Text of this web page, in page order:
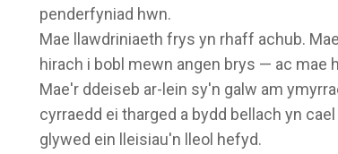
penderfyniad hwn.
Mae llawdriniaeth frys yn rhaff achub.
hirach i bobl mewn angen brys — ac mae
Mae'r ddeiseb ar-lein sy'n galw am
cyrraedd ei tharged a bydd bellach yn
glywed ein lleisiau'n lleol hefyd.